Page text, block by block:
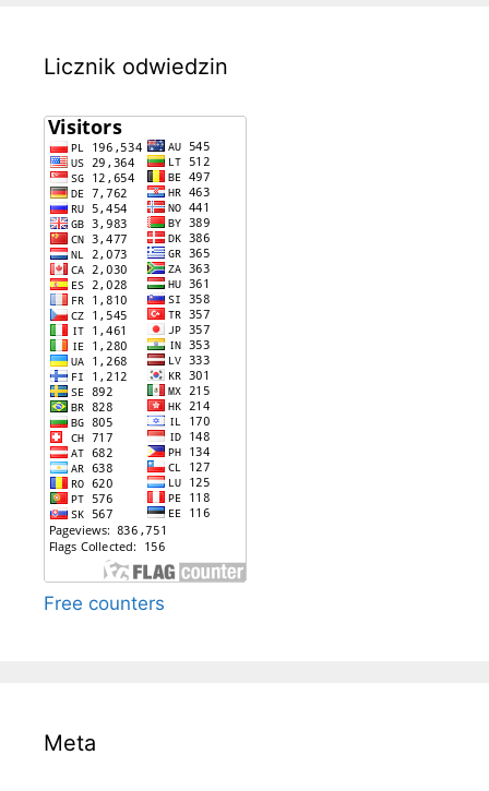
Licznik odwiedzin
Free counters
Meta